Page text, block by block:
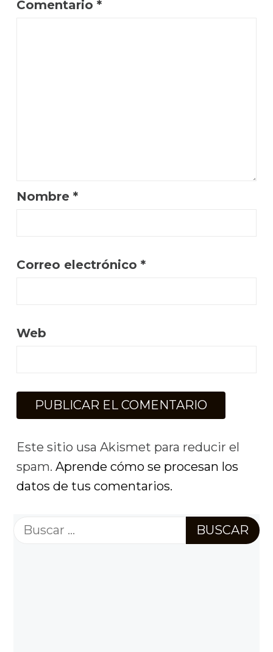
Comentario *
Nombre *
Correo electrónico *
Web
Este sitio usa Akismet para reducir el
spam. Aprende cómo se procesan los
datos de tus comentarios.
Buscar: